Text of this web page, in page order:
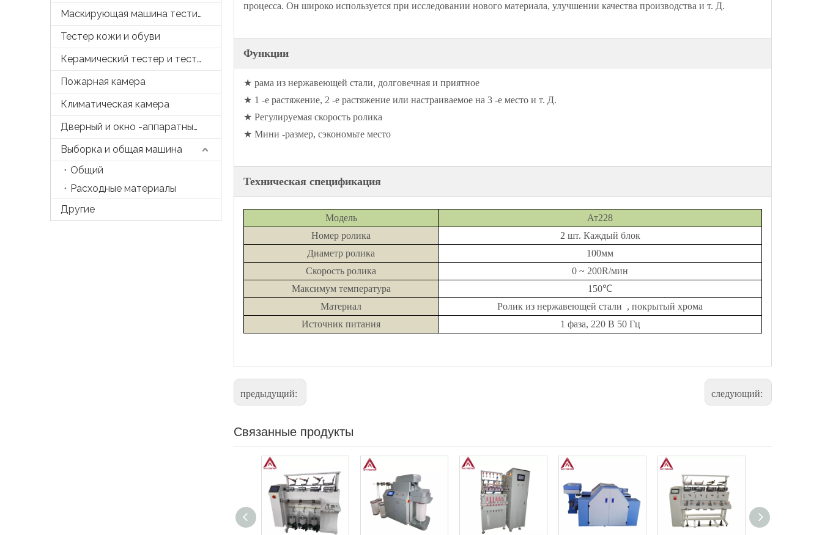
Маскирующая машина тестирования
Тестер кожи и обуви
Керамический тестер и тесто
Пожарная камера
Климатическая камера
Дверный и окно -аппаратный тестер
Выборка и общая машина
Общий
Расходные материалы
Другие
процесса. Он широко используется при исследовании нового материала, улучшении качества производства и т. Д.
Функции
★ рама из нержавеющей стали, долговечная и приятное
★ 1 -е растяжение, 2 -е растяжение или настраиваемое на 3 -е место и т. Д.
★ Регулируемая скорость ролика
★ Мини -размер, сэкономьте место
Техническая спецификация
Модель Ат228
Номер ролика
2 шт. Каждый блок
Диаметр ролика
100мм
Скорость ролика
0 ~ 200R/мин
Максимум температура
1 50℃
Материал
Ролик из нержавеющей стали , покрытый хрома
Источник питания
1 фаза, 220 В 50 Гц
предыдущий: следующий:
Связанные продукты